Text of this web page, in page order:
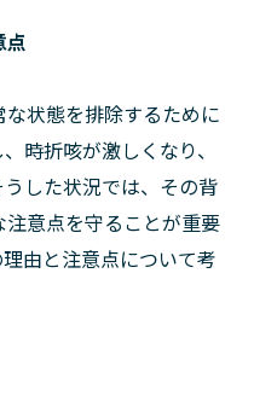
点
状態を排除するために
時折咳が激しくなり、
した状況では、その背
意点を守ることが重要
由と注意点について考